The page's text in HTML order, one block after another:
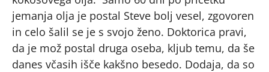
jemanja olja je postal Steve bolj vesel, zgovoren
in celo šalil se je s svojo ženo. Doktorica pravi,
da je mož postal druga oseba, kljub temu, da še
danes včasih išče kakšno besedo. Dodaja, da so